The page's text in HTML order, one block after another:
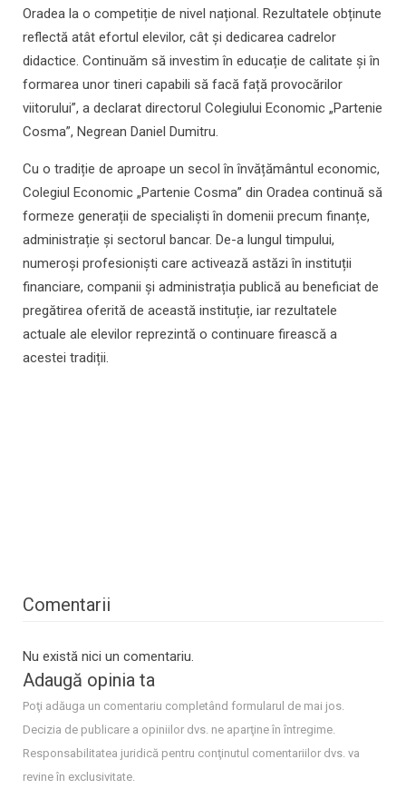
Oradea la o competiție de nivel național. Rezultatele obținute
reflectă atât efortul elevilor, cât și dedicarea cadrelor
didactice. Continuăm să investim în educație de calitate și în
formarea unor tineri capabili să facă față provocărilor
viitorului”, a declarat directorul Colegiului Economic „Partenie
Cosma”, Negrean Daniel Dumitru.
Cu o tradiție de aproape un secol în învățământul economic,
Colegiul Economic „Partenie Cosma” din Oradea continuă să
formeze generații de specialiști în domenii precum finanțe,
administrație și sectorul bancar. De-a lungul timpului,
numeroși profesioniști care activează astăzi în instituții
financiare, companii și administrația publică au beneficiat de
pregătirea oferită de această instituție, iar rezultatele
actuale ale elevilor reprezintă o continuare firească a
acestei tradiții.
Comentarii
Nu există nici un comentariu.
Adaugă opinia ta
Poţi adăuga un comentariu completând formularul de mai jos.
Decizia de publicare a opiniilor dvs. ne aparţine în întregime.
Responsabilitatea juridică pentru conţinutul comentariilor dvs. va
revine în exclusivitate.